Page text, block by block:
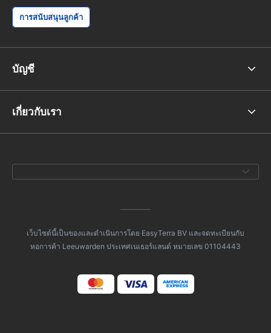
การสนับสนุนลูกค้า
บัญชี
เกี่ยวกับเรา
เว็บไซต์นี้เป็นของและดำเนินการโดย EasyTerra BV และจดทะเบียนกับ
หอการค้า Leeuwarden ประเทศเนเธอร์แลนด์ หมายเลข 01104443